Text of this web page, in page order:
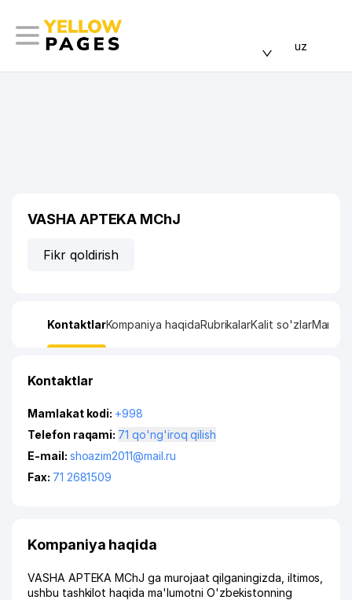
uz
VASHA APTEKA MChJ
Fikr qoldirish
KontaktlarKompaniya haqidaRubrikalarKalit so'zlarManzil
Kontaktlar
Mamlakat kodi: +998
Telefon raqami:
71 qo'ng'iroq qilish
E-mail: shoazim2011@mail.ru
Fax: 71 2681509
Kompaniya haqida
VASHA APTEKA MChJ ga murojaat qilganingizda, iltimos,
ushbu tashkilot haqida ma'lumotni O'zbekistonning